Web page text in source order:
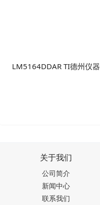
LM5164DDAR TI德州仪器
关于我们
公司简介
新闻中心
联系我们